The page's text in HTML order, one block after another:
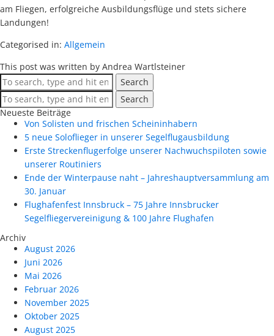
am Fliegen, erfolgreiche Ausbildungsflüge und stets sichere
Landungen!
Categorised in: Allgemein
This post was written by Andrea Wartlsteiner
Search
Search
Neueste Beiträge
Von Solisten und frischen Scheininhabern
5 neue Soloflieger in unserer Segelflugausbildung
Erste Streckenflugerfolge unserer Nachwuchspiloten sowie
unserer Routiniers
Ende der Winterpause naht – Jahreshauptversammlung am
30. Januar
Flughafenfest Innsbruck – 75 Jahre Innsbrucker
Segelfliegervereinigung & 100 Jahre Flughafen
Archiv
August 2026
Juni 2026
Mai 2026
Februar 2026
November 2025
Oktober 2025
August 2025